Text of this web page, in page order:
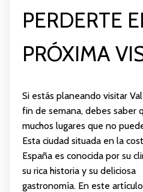
PERDERTE
PRÓXIMA
Si estás planeando visitar
fin de semana, debes saber
muchos lugares que no
Esta ciudad situada en la
España es conocida por su
su rica historia y su deliciosa
gastronomía. En este